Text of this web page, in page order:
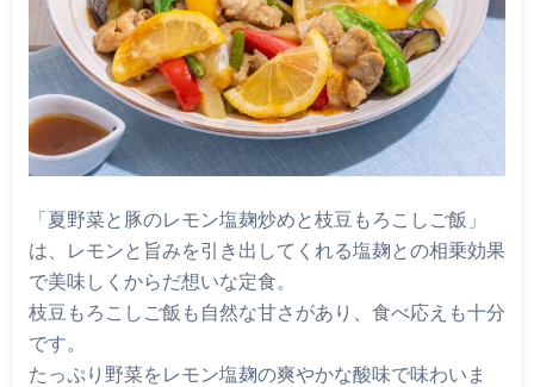
「夏野菜と豚のレモン塩麹炒めと枝豆もろこしご飯」
は、レモンと旨みを引き出してくれる塩麹との相乗効果
で美味しくからだ想いな定食。
枝豆もろこしご飯も自然な甘さがあり、食べ応えも十分
です。
たっぷり野菜をレモン塩麹の爽やかな酸味で味わいま